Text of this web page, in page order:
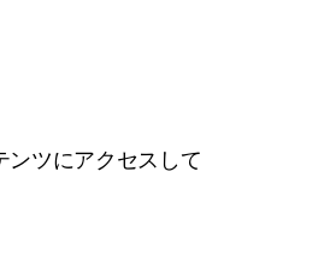
ンツにアクセスして